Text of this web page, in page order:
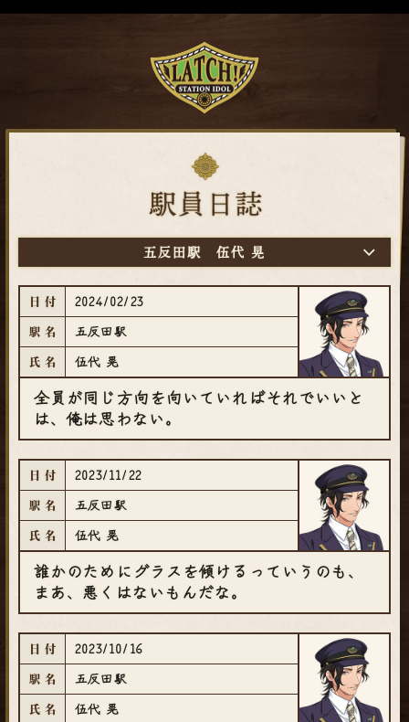
五反田駅 伍代 晃
日付 2024/02/23
駅名 五反田駅
氏名 伍代 晃
全員が同じ方向を向いていればそれでいいと
は、俺は思わない。
日付 2023/11/22
駅名 五反田駅
氏名 伍代 晃
誰かのためにグラスを傾けるっていうのも、
まあ、悪くはないもんだな。
日付 2023/10/16
駅名 五反田駅
氏名 伍代 晃